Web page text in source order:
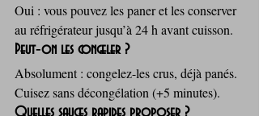
Oui : vous pouvez les paner et les conserver
au réfrigérateur jusqu’à 24 h avant cuisson.
Peut‑on les congeler ?
Absolument : congelez-les crus, déjà panés.
Cuisez sans décongélation (+5 minutes).
Quelles sauces rapides proposer ?